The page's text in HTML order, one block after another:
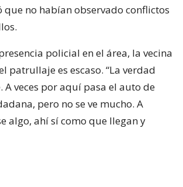
que no habían observado conflictos
policial en el área, la vecina
patrullaje es escaso. “La verdad
A veces por aquí pasa el auto de
pero no se ve mucho. A
algo, ahí sí como que llegan y